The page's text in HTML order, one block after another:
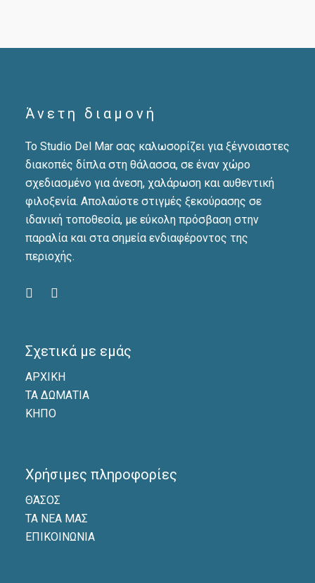
Άνετη διαμονή
Το Studio Del Mar σας καλωσορίζει για ξέγνοιαστες
διακοπές δίπλα στη θάλασσα, σε έναν χώρο
σχεδιασμένο για άνεση, χαλάρωση και αυθεντική
φιλοξενία. Απολαύστε στιγμές ξεκούρασης σε
ιδανική τοποθεσία, με εύκολη πρόσβαση στην
παραλία και στα σημεία ενδιαφέροντος της
περιοχής.
Σχετικά με εμάς
ΑΡΧΙΚΗ
ΤΑ ΔΩΜΑΤΙΑ
ΚΗΠΟ
Χρήσιμες πληροφορίες
ΘΆΣΟΣ
ΤΑ ΝΕΑ ΜΑΣ
ΕΠΙΚΟΙΝΩΝΙΑ